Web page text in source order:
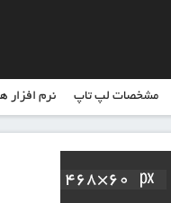
مشخصات لپ تاپ نرم افزار